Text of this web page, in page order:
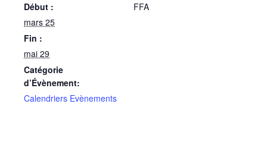
Début :
mars 25
Fin :
mai 29
Catégorie
d’Évènement:
Calendriers Evènements
FFA